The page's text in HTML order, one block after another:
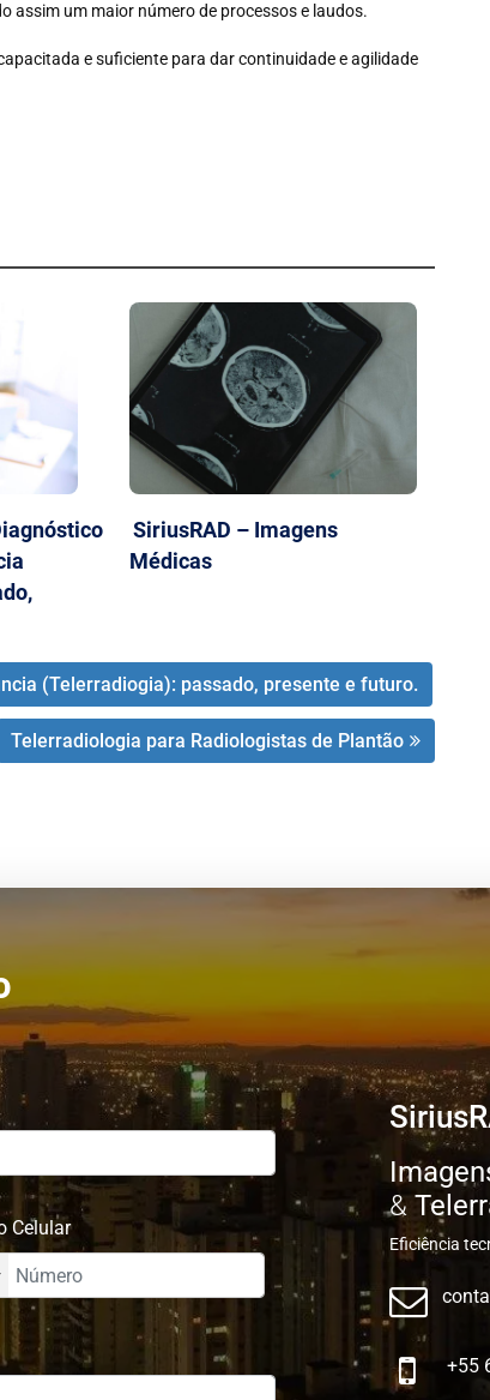
assim um maior número de processos e laudos.
e suficiente para dar continuidade e agilidade
SiriusRAD – Imagens
Médicas
(Telerradiogia): passado, presente e futuro.
Telerradiologia para Radiologistas de Plantão
Celular
&
Eficiência
+55